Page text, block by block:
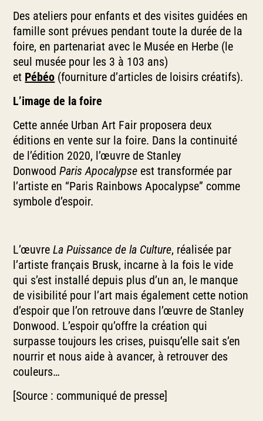
Des ateliers pour enfants et des visites guidées en
famille sont prévues pendant toute la durée de la
foire, en partenariat avec le Musée en Herbe (le
seul musée pour les 3 à 103 ans)
et Pébéo (fourniture d’articles de loisirs créatifs).
L’image de la foire
Cette année Urban Art Fair proposera deux
éditions en vente sur la foire. Dans la continuité
de l’édition 2020, l’œuvre de Stanley
DonwoodParis Apocalypse est transformée par
l’artiste en “Paris Rainbows Apocalypse” comme
symbole d’espoir.
L’œuvreLa Puissance de la Culture, réalisée par
l’artiste français Brusk, incarne à la fois le vide
qui s’est installé depuis plus d’un an, le manque
de visibilité pour l’art mais également cette notion
d’espoir que l’on retrouve dans l’œuvre de Stanley
Donwood. L’espoir qu’offre la création qui
surpasse toujours les crises, puisqu’elle sait s’en
nourrir et nous aide à avancer, à retrouver des
couleurs…
[Source : communiqué de presse]